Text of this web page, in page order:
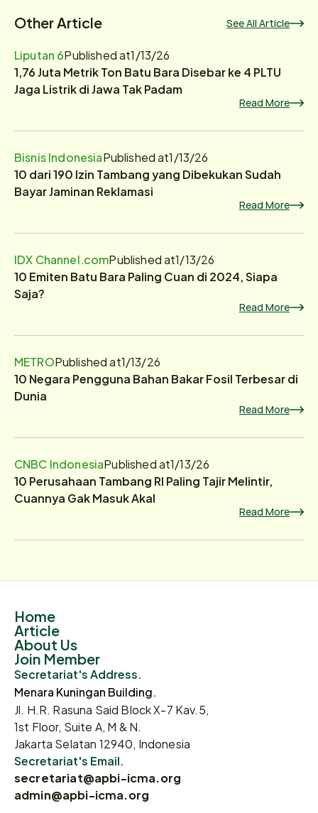
Other Article See All Article
Liputan 6Published at1/13/26
1,76 Juta Metrik Ton Batu Bara Disebar ke 4 PLTU
Jaga Listrik di Jawa Tak Padam
Read More
Bisnis IndonesiaPublished at1/13/26
10 dari 190 Izin Tambang yang Dibekukan Sudah
Bayar Jaminan Reklamasi
Read More
IDX Channel.comPublished at1/13/26
10 Emiten Batu Bara Paling Cuan di 2024, Siapa
Saja?
Read More
METROPublished at1/13/26
10 Negara Pengguna Bahan Bakar Fosil Terbesar di
Dunia
Read More
CNBC IndonesiaPublished at1/13/26
10 Perusahaan Tambang RI Paling Tajir Melintir,
Cuannya Gak Masuk Akal
Read More
Home
Article
About Us
Join Member
Secretariat's Address.
Menara Kuningan Building.
Jl. H.R. Rasuna Said Block X-7 Kav.5,
1st Floor, Suite A, M & N.
Jakarta Selatan 12940, Indonesia
Secretariat's Email.
secretariat@apbi-icma.org
admin@apbi-icma.org